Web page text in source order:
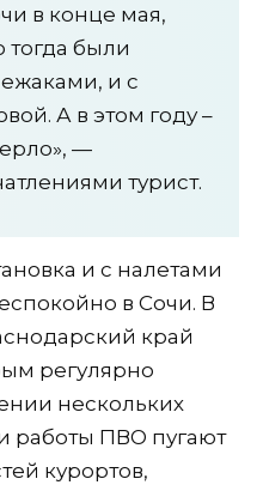
в конце мая,
тогда были
и с
А в этом году –
—
турист.
и с налетами
в Сочи. В
край
регулярно
нескольких
работы ПВО пугают
курортов,